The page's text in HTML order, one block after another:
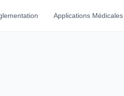
Applications Médicales